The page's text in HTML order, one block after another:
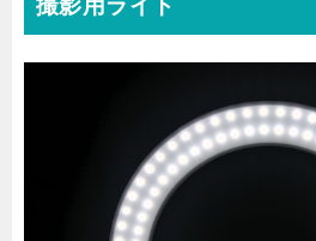
撮影用ライト